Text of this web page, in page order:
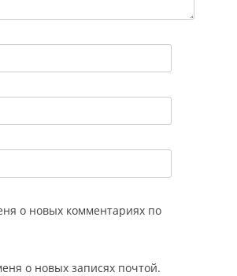
о новых комментариях по
о новых записях почтой.